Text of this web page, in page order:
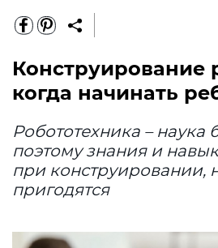
Конструирование
когда начинать
Робототехника – наука
поэтому знания и
при конструировании,
пригодятся